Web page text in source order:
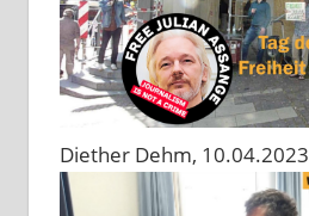
Diether Dehm, 10.04.2023